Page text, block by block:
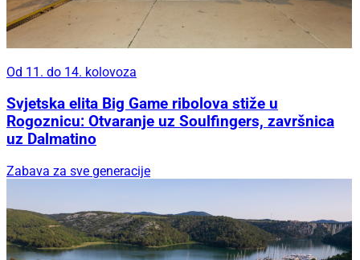
Od 11. do 14. kolovoza
Svjetska elita Big Game ribolova stiže u
Rogoznicu: Otvaranje uz Soulfingers, završnica
uz Dalmatino
Zabava za sve generacije